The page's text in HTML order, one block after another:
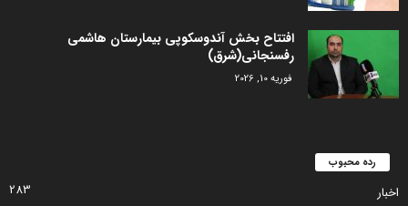
افتتاح بخش آندوسکوپی بیمارستان هاشمی
رفسنجانی(شرق)
فوریه 10, 2026
رده محبوب
اخبار
283